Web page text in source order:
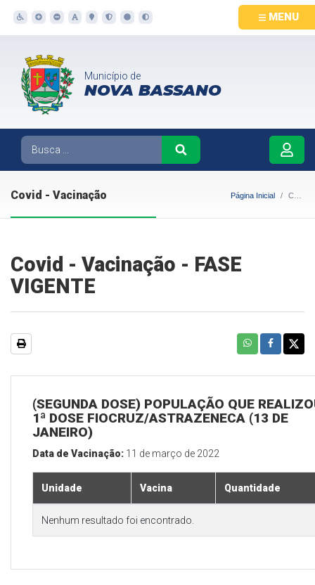
MENU
Município de
NOVA BASSANO
Covid - Vacinação Página Inicial Covid - Vacinação
Covid - Vacinação - FASE
VIGENTE
(SEGUNDA DOSE) POPULAÇÃO QUE
1ª DOSE FIOCRUZ/ASTRAZENECA (13 DE
JANEIRO)
Data de Vacinação: 11 de março de 2022
Unidade Vacina Quantidade
Nenhum resultado foi encontrado.